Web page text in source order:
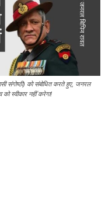
संगोष्ठी) को संबोधित करते हुए, जनरल
को स्वीकार नहीं करेगा!